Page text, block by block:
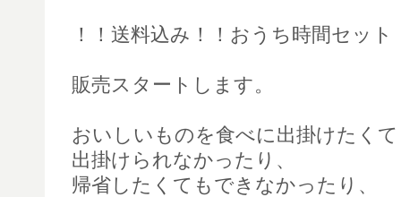
！！送料込み！！おうち時間セット
販売スタートします。
おいしいものを食べに出掛けたく
出掛けられなかったり、
帰省したくてもできなかったり、